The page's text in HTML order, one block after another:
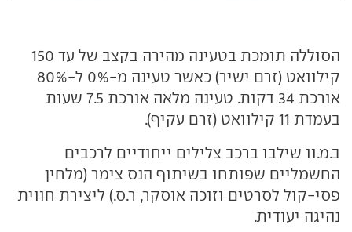
הסוללה תומכת בטעינה מהירה בקצב של עד 150
קילוואט (זרם ישיר) כאשר טעינה מ-0% ל-80%
אורכת 34 דקות. טעינה מלאה אורכת 7.5 שעות
בעמדת 11 קילוואט (זרם עקיף).
ב.מ.וו שילבו ברכב צלילים ייחודיים לרכבים
החשמליים שפותחו בשיתוף הנס צימר (מלחין
פסי-קול לסרטים וזוכה אוסקר, ר.ס.) ליצירת חווית
נהיגה יעודית.